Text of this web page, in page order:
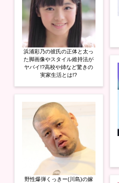
浜浦彩乃の彼氏の正体と太っ
た脚画像やスタイル維持法が
ヤバイ!?高校や姉など驚きの
実家生活とは!?
野性爆弾くっきー(川島)の嫁